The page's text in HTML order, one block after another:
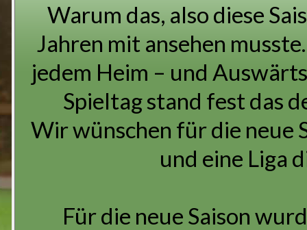
Warum das, also diese
Jahren mit ansehen
jedem Heim – und
Spieltag stand fest das
Wir wünschen für die neue
und eine Liga
Für die neue Saison